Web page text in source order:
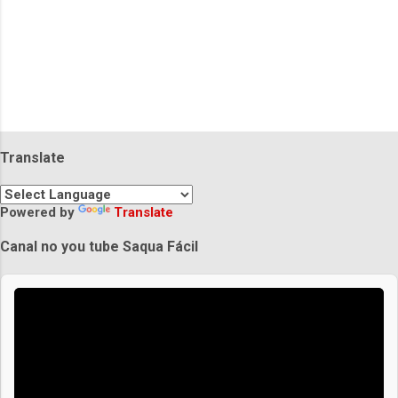
Translate
Powered by Translate
Canal no you tube Saqua Fácil